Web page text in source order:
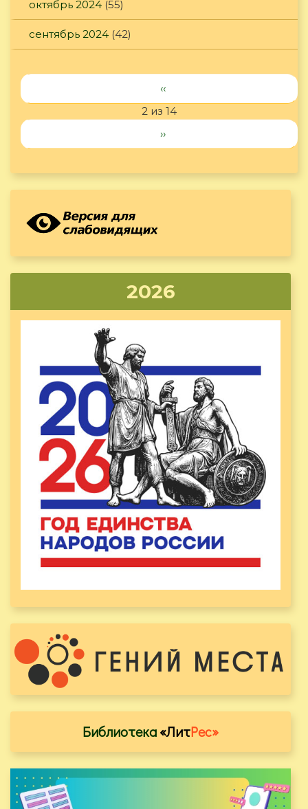
октябрь 2024 (55)
сентябрь 2024 (42)
‹‹
2 из 14
››
2026
Библиотека«ЛитРес»